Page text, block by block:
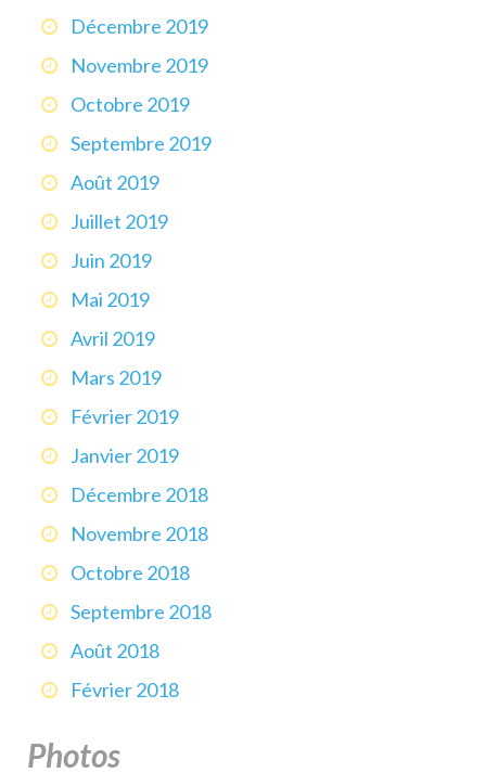
Décembre 2019
Novembre 2019
Octobre 2019
Septembre 2019
Août 2019
Juillet 2019
Juin 2019
Mai 2019
Avril 2019
Mars 2019
Février 2019
Janvier 2019
Décembre 2018
Novembre 2018
Octobre 2018
Septembre 2018
Août 2018
Février 2018
Photos